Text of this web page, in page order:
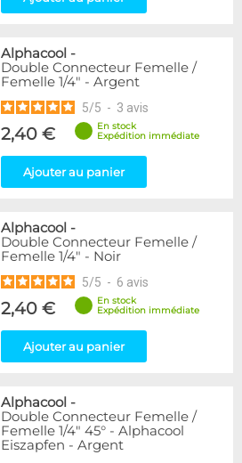
Alphacool -
Double Connecteur Femelle /
Femelle 1/4" - Argent
5/5 - 3 avis
2,40 €
En stock
Expédition immédiate
Ajouter au panier
Alphacool -
Double Connecteur Femelle /
Femelle 1/4" - Noir
5/5 - 6 avis
2,40 €
En stock
Expédition immédiate
Ajouter au panier
Alphacool -
Double Connecteur Femelle /
Femelle 1/4" 45° - Alphacool
Eiszapfen - Argent